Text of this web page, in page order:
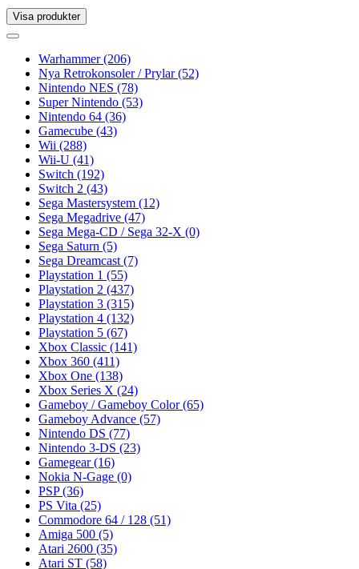
Visa produkter
Toggle
Toggle
navigationWarhammer(206)
Nya Retrokonsoler / Prylar(52)
Nintendo NES (78)
Super Nintendo (53)
Nintendo 64 (36)
Gamecube (43)
Wii (288)
Wii-U (41)
Switch (192)
Switch 2 (43)
Sega Mastersystem (12)
Sega Megadrive (47)
Sega Mega-CD / Sega 32-X (0)
Sega Saturn (5)
Sega Dreamcast (7)
Playstation 1 (55)
Playstation 2 (437)
Playstation 3 (315)
Playstation 4 (132)
Playstation 5 (67)
Xbox Classic (141)
Xbox 360 (411)
Xbox One (138)
Xbox Series X (24)
Gameboy / Gameboy Color(65)
Gameboy Advance (57)
Nintendo DS (77)
Nintendo 3-DS (23)
Gamegear(16)
Nokia N-Gage (0)
PSP(36)
PS Vita (25)
Commodore 64 / 128 (51)
Amiga 500 (5)
Atari 2600 (35)
Atari ST (58)